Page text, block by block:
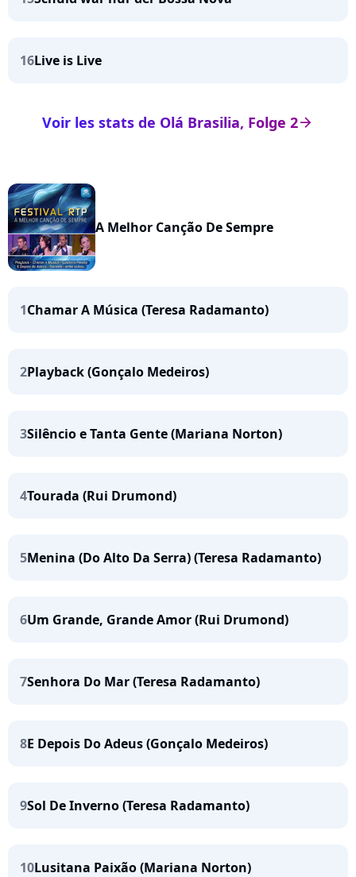
16Live is Live
arrow_right
Voir les stats de Olá Brasilia, Folge 2
A Melhor Canção De Sempre
1Chamar A Música (Teresa Radamanto)
2Playback (Gonçalo Medeiros)
3Silêncio e Tanta Gente (Mariana Norton)
4Tourada (Rui Drumond)
5Menina (Do Alto Da Serra) (Teresa Radamanto)
6Um Grande, Grande Amor (Rui Drumond)
7Senhora Do Mar (Teresa Radamanto)
8E Depois Do Adeus (Gonçalo Medeiros)
9Sol De Inverno (Teresa Radamanto)
10Lusitana Paixão (Mariana Norton)